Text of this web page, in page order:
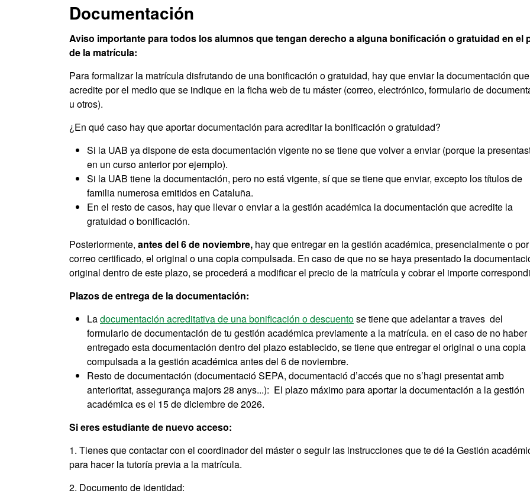
Documentación
Aviso importante para todos los alumnos que tengan derecho a alguna bonificación o gratuidad en el
de la matrícula:
Para formalizar la matrícula disfrutando de una bonificación o gratuidad, hay que enviar la documentación
acredite por el medio que se indique en la ficha web de tu máster (correo, electrónico, formulario de
u otros).
¿En qué caso hay que aportar documentación para acreditar la bonificación o gratuidad?
Si la UAB ya dispone de esta documentación vigente no se tiene que volver a enviar (porque la
en un curso anterior por ejemplo).
Si la UAB tiene la documentación, pero no está vigente, sí que se tiene que enviar, excepto los títulos de
familia numerosa emitidos en Cataluña.
En el resto de casos, hay que llevar o enviar a la gestión académica la documentación que acredite la
gratuidad o bonificación.
Posteriormente, antes del 6 de noviembre, hay que entregar en la gestión académica, presencialmente o por
correo certificado, el original o una copia compulsada. En caso de que no se haya presentado la
original dentro de este plazo, se procederá a modificar el precio de la matrícula y cobrar el importe
Plazos de entrega de la documentación:
Ladocumentación acreditativa de una bonificación o descuentose tiene que adelantar a traves del
formulario de documentación de tu gestión académica previamente a la matrícula. en el caso de no haber
entregado esta documentación dentro del plazo establecido, se tiene que entregar el original o una copia
compulsada a la gestión académica antes del 6 de noviembre.
Resto de documentación (documentació SEPA, documentació d’accés que no s’hagi presentat amb
anterioritat, assegurança majors 28 anys...): El plazo máximo para aportar la documentación a la gestión
académica es el 15 de diciembre de 2026.
Si eres estudiante de nuevo acceso:
1. Tienes que contactar con el coordinador del máster o seguir las instrucciones que te dé la Gestión
para hacer la tutoría previa a la matrícula.
2. Documento de identidad: